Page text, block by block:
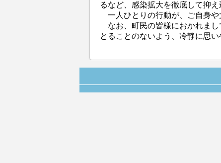
るなど、感染拡大を徹底して抑
一人ひとりの行動が、ご自身
なお、町民の皆様におかれま
とることのないよう、冷静に思